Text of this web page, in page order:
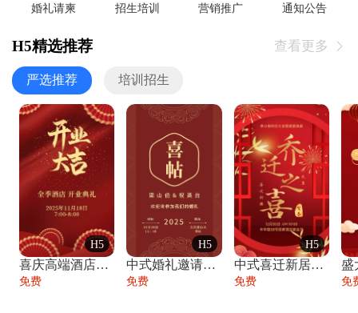
婚礼请柬 招生培训 营销推广 通知公告
H5精选推荐 查看更多 
严选推荐 培训招生
H5
喜庆高端酒店开业大吉邀请函
免费
H5
中式婚礼邀请函中国风传统复古婚礼请柬请帖
免费
H5
中式喜迁新居乔迁之喜邀请函宴会请帖
免费 免